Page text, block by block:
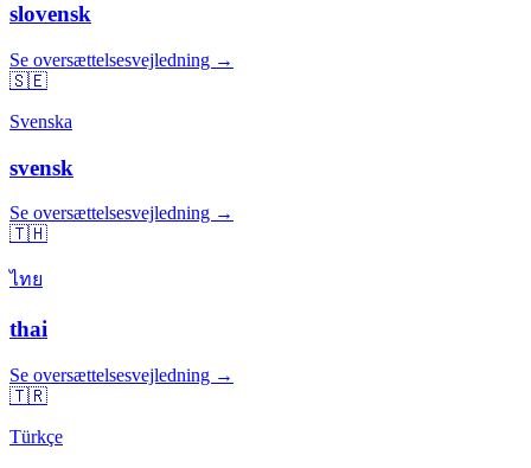
slovensk
Se oversættelsesvejledning →
🇸🇪
Svenska
svensk
Se oversættelsesvejledning →
🇹🇭
ไทย
thai
Se oversættelsesvejledning →
🇹🇷
Türkçe